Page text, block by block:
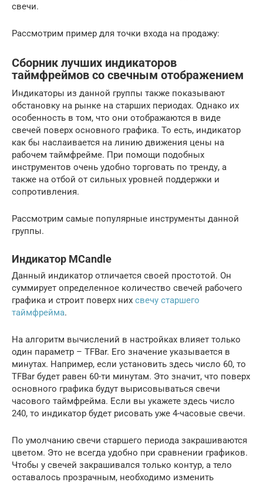
свечи.
Рассмотрим пример для точки входа на продажу:
Сборник лучших индикаторов
таймфреймов со свечным отображением
Индикаторы из данной группы также показывают
обстановку на рынке на старших периодах. Однако их
особенность в том, что они отображаются в виде
свечей поверх основного графика. То есть, индикатор
как бы наслаивается на линию движения цены на
рабочем таймфрейме. При помощи подобных
инструментов очень удобно торговать по тренду, а
также на отбой от сильных уровней поддержки и
сопротивления.
Рассмотрим самые популярные инструменты данной
группы.
Индикатор MCandle
Данный индикатор отличается своей простотой. Он
суммирует определенное количество свечей рабочего
графика и строит поверх них свечу старшего
таймфрейма.
На алгоритм вычислений в настройках влияет только
один параметр – TFBar. Его значение указывается в
минутах. Например, если установить здесь число 60, то
TFBar будет равен 60-ти минутам. Это значит, что поверх
основного графика будут вырисовываться свечи
часового таймфрейма. Если вы укажете здесь число
240, то индикатор будет рисовать уже 4-часовые свечи.
По умолчанию свечи старшего периода закрашиваются
цветом. Это не всегда удобно при сравнении графиков.
Чтобы у свечей закрашивался только контур, а тело
оставалось прозрачным, необходимо изменить